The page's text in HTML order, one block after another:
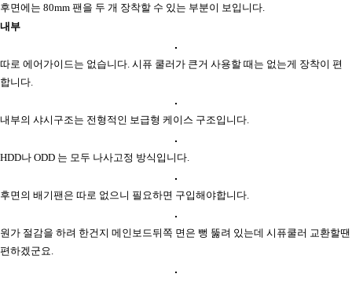
후면에는 80mm 팬을 두 개 장착할 수 있는 부분이 보입니다.
내부
따로 에어가이드는 없습니다. 시퓨 쿨러가 큰거 사용할 때는 없는게 장착이 편
합니다.
내부의 샤시구조는 전형적인 보급형 케이스 구조입니다.
HDD나 ODD 는 모두 나사고정 방식입니다.
후면의 배기팬은 따로 없으니 필요하면 구입해야합니다.
원가 절감을 하려 한건지 메인보드뒤쪽 면은 뻥 뚫려 있는데 시퓨쿨러 교환할땐
편하겠군요.